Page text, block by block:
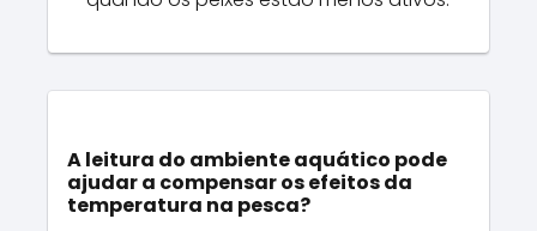
A leitura do ambiente aquático pode
ajudar a compensar os efeitos da
temperatura na pesca?